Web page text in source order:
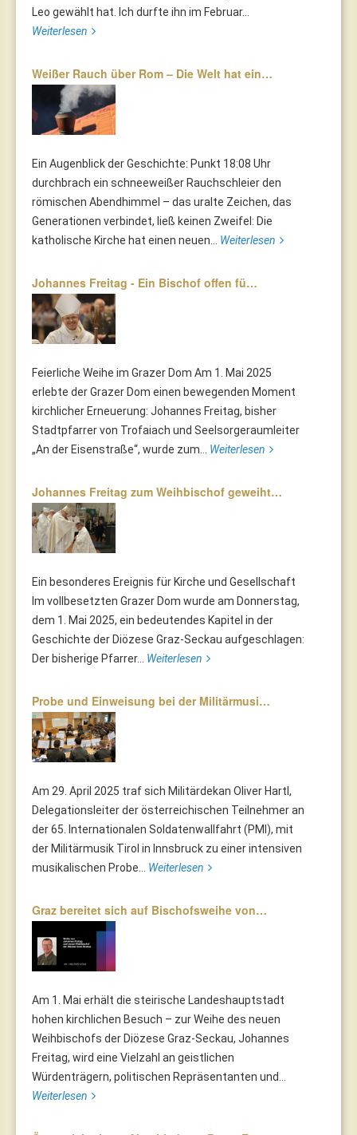
Leo gewählt hat. Ich durfte ihn im Februar...
Weiterlesen
Weißer Rauch über Rom – Die Welt hat ein…
Ein Augenblick der Geschichte: Punkt 18:08 Uhr
durchbrach ein schneeweißer Rauchschleier den
römischen Abendhimmel – das uralte Zeichen, das
Generationen verbindet, ließ keinen Zweifel: Die
katholische Kirche hat einen neuen... Weiterlesen
Johannes Freitag - Ein Bischof offen fü…
Feierliche Weihe im Grazer Dom Am 1. Mai 2025
erlebte der Grazer Dom einen bewegenden Moment
kirchlicher Erneuerung: Johannes Freitag, bisher
Stadtpfarrer von Trofaiach und Seelsorgeraumleiter
„An der Eisenstraße“, wurde zum... Weiterlesen
Johannes Freitag zum Weihbischof geweiht…
Ein besonderes Ereignis für Kirche und Gesellschaft
Im vollbesetzten Grazer Dom wurde am Donnerstag,
dem 1. Mai 2025, ein bedeutendes Kapitel in der
Geschichte der Diözese Graz-Seckau aufgeschlagen:
Der bisherige Pfarrer... Weiterlesen
Probe und Einweisung bei der Militärmusi…
Am 29. April 2025 traf sich Militärdekan Oliver Hartl,
Delegationsleiter der österreichischen Teilnehmer an
der 65. Internationalen Soldatenwallfahrt (PMI), mit
der Militärmusik Tirol in Innsbruck zu einer intensiven
musikalischen Probe... Weiterlesen
Graz bereitet sich auf Bischofsweihe von…
Am 1. Mai erhält die steirische Landeshauptstadt
hohen kirchlichen Besuch – zur Weihe des neuen
Weihbischofs der Diözese Graz-Seckau, Johannes
Freitag, wird eine Vielzahl an geistlichen
Würdenträgern, politischen Repräsentanten und...
Weiterlesen